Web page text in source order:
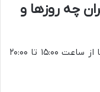
چه روزها و
موزه هر روز به جز شنبه ها و سه شنبه ها از ساعت ۱۵:۰۰ تا ۲۰:۰۰